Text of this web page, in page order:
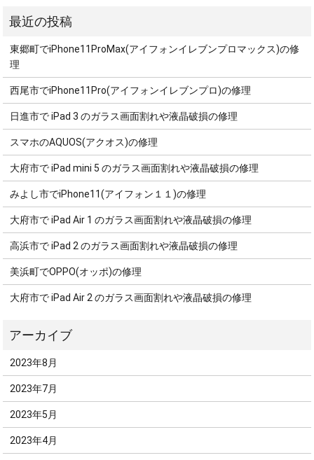
東郷町でiPhone11ProMax(アイフォンイレブンプロマックス)の修
理
西尾市でiPhone11Pro(アイフォンイレブンプロ)の修理
日進市で iPad 3 のガラス画面割れや液晶破損の修理
スマホのAQUOS(アクオス)の修理
大府市で iPad mini 5 のガラス画面割れや液晶破損の修理
みよし市でiPhone11(アイフォン１１)の修理
大府市で iPad Air 1 のガラス画面割れや液晶破損の修理
高浜市で iPad 2 のガラス画面割れや液晶破損の修理
美浜町でOPPO(オッポ)の修理
大府市で iPad Air 2 のガラス画面割れや液晶破損の修理
2023年8月
2023年7月
2023年5月
2023年4月